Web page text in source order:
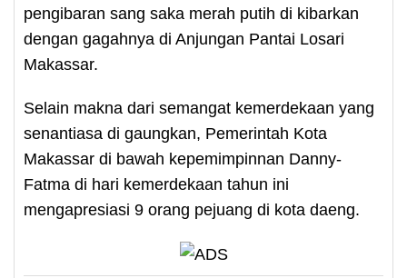
pengibaran sang saka merah putih di kibarkan
dengan gagahnya di Anjungan Pantai Losari
Makassar.
Selain makna dari semangat kemerdekaan yang
senantiasa di gaungkan, Pemerintah Kota
Makassar di bawah kepemimpinnan Danny-
Fatma di hari kemerdekaan tahun ini
mengapresiasi 9 orang pejuang di kota daeng.